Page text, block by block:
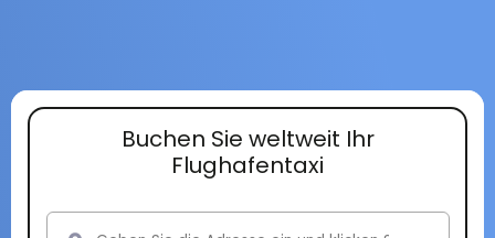
Buchen Sie weltweit Ihr
Flughafentaxi